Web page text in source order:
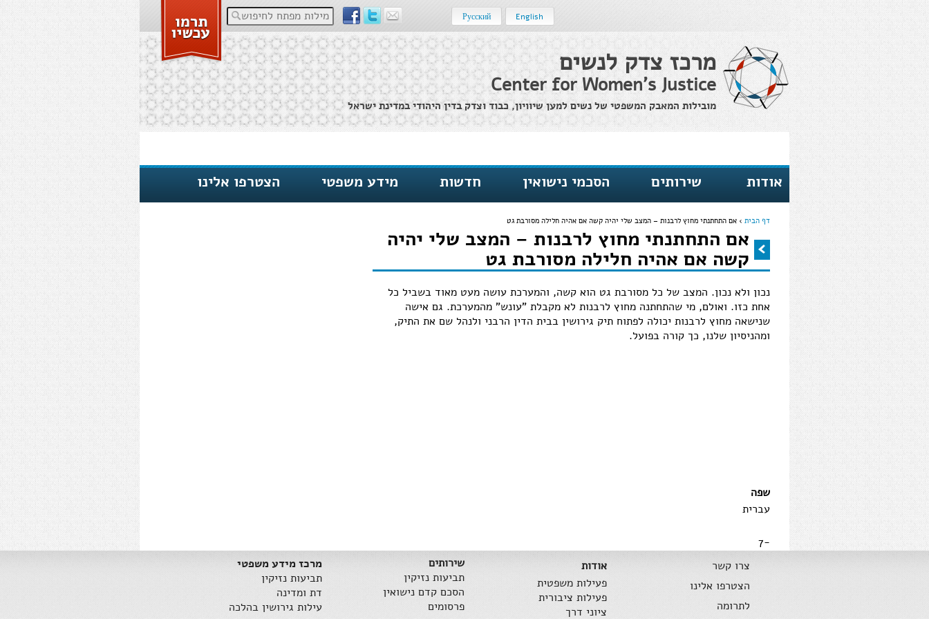
מילות מפתח לחיפוש English
Русский
מרכז צדק לנשים
Center for Women's Justice
מובילות המאבק המשפטי של נשים למען שיוויון, כבוד וצדק בדין היהודי במדינת ישראל
אודות שירותים הסכמי נישואין חדשות מידע משפטי הצטרפו אלינו
הינך נמצא כאן
דף הבית ›אם התחתנתי מחוץ לרבנות – המצב שלי יהיה קשה אם אהיה חלילה מסורבת גט
אם התחתנתי מחוץ לרבנות – המצב שלי יהיה
קשה אם אהיה חלילה מסורבת גט
נכון ולא נכון. המצב של כל מסורבת גט הוא קשה, והמערכת עושה מעט מאוד בשביל כל
אחת כזו. ואולם, מי שהתחתנה מחוץ לרבנות לא מקבלת "עונש" מהמערכת. גם אישה
שנישאה מחוץ לרבנות יכולה לפתוח תיק גירושין בבית הדין הרבני ולנהל שם את התיק,
ומהניסיון שלנו, כך קורה בפועל.
שפה
עברית
-7
צרו קשר
הצטרפו אלינו
לתרומה
אודות
פעילות משפטית
פעילות ציבורית
ציוני דרך
שירותים
תביעות נזיקין
הסכם קדם נישואין
פרסומים
מרכז מידע משפטי
תביעות נזיקין
דת ומדינה
עילות גירושין בהלכה